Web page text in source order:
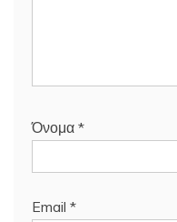
Όνομα *
Email *